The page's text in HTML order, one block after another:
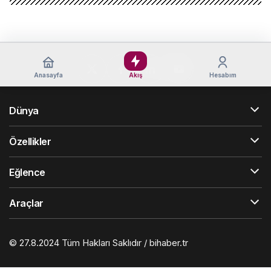
Anasayfa Akış Hesabım
Dünya
Özellikler
Eğlence
Araçlar
© 27.8.2024 Tüm Hakları Saklıdır / bihaber.tr